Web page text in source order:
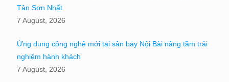
Tân Sơn Nhất
7 August, 2026
Ứng dụng công nghệ mới tại sân bay Nội Bài nâng tầm trải
nghiệm hành khách
7 August, 2026